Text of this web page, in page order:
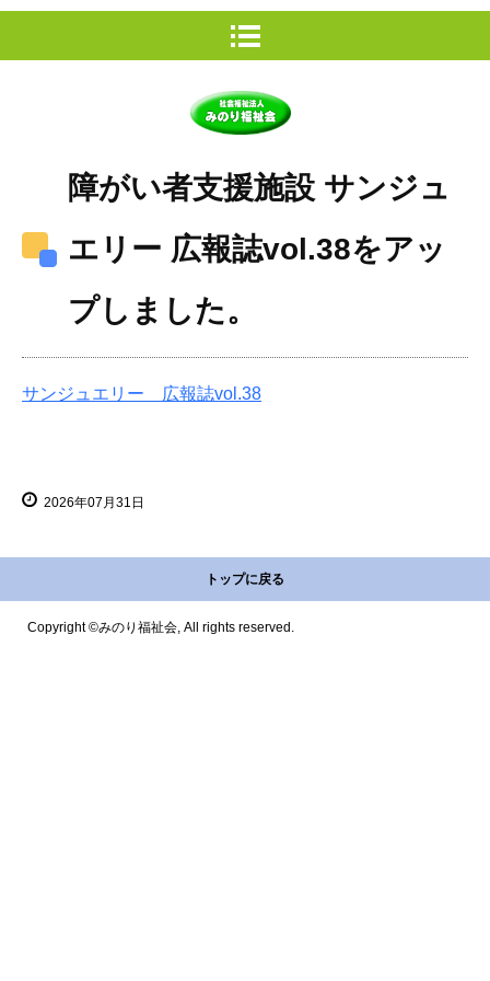
障がい者支援施設 サンジュ
エリー 広報誌vol.38をアッ
プしました。
サンジュエリー 広報誌vol.38
2026年07月31日
トップに戻る
Copyright ©みのり福祉会, All rights reserved.